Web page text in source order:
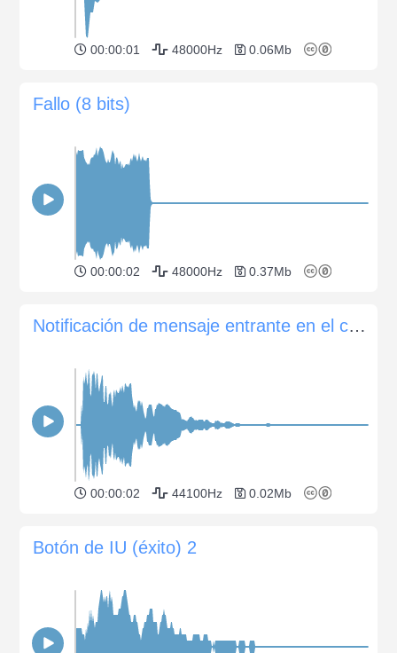
00:00:01 48000Hz 0.06Mb
Fallo (8 bits)
00:00:02 48000Hz 0.37Mb
Notificación de mensaje entrante en el chat 04
00:00:02 44100Hz 0.02Mb
Botón de IU (éxito) 2